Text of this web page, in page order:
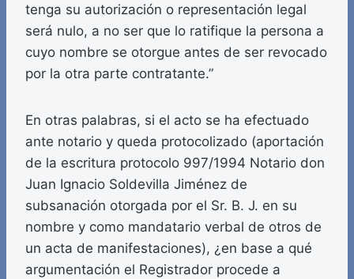
tenga su autorización o representación legal
será nulo, a no ser que lo ratifique la persona a
cuyo nombre se otorgue antes de ser revocado
por la otra parte contratante.”
En otras palabras, si el acto se ha efectuado
ante notario y queda protocolizado (aportación
de la escritura protocolo 997/1994 Notario don
Juan Ignacio Soldevilla Jiménez de
subsanación otorgada por el Sr. B. J. en su
nombre y como mandatario verbal de otros de
un acta de manifestaciones), ¿en base a qué
argumentación el Registrador procede a